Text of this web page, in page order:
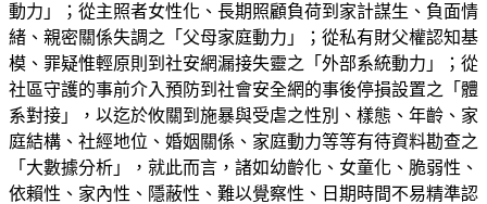
動力」；從主照者女性化、長期照顧負荷到家計謀生、負面情
緒、親密關係失調之「父母家庭動力」；從私有財父權認知基
模、罪疑惟輕原則到社安網漏接失靈之「外部系統動力」；從
社區守護的事前介入預防到社會安全網的事後停損設置之「體
系對接」，以迄於攸關到施暴與受虐之性別、樣態、年齡、家
庭結構、社經地位、婚姻關係、家庭動力等等有待資料勘查之
「大數據分析」，就此而言，諸如幼齡化、女童化、脆弱性、
依賴性、家內性、隱蔽性、難以覺察性、日期時間不易精準認